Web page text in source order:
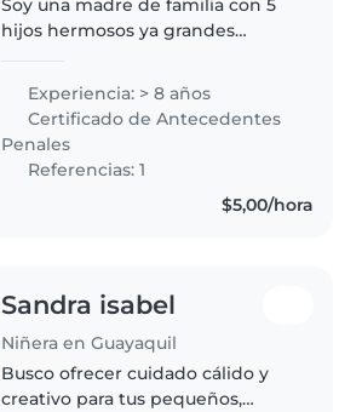
Soy una madre de familia con 5
hijos hermosos ya grandes
tengo mucha experiencia en el
cuidado y en el aseo y tengo
mucho amor y paciencia para
darles a..
Experiencia: > 8 años
Certificado de Antecedentes
Penales
Referencias: 1
$5,00/hora
Sandra isabel
Niñera en Guayaquil
Busco ofrecer cuidado cálido y
creativo para tus pequeños,